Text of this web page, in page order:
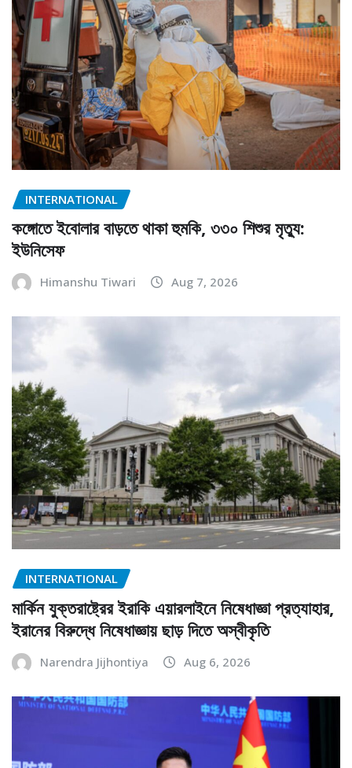
INTERNATIONAL
কঙ্গোতে ইবোলার বাড়তে থাকা হুমকি, ৩৩০ শিশুর মৃত্যু:
ইউনিসেফ
Himanshu Tiwari Aug 7, 2026
INTERNATIONAL
মার্কিন যুক্তরাষ্ট্রের ইরাকি এয়ারলাইনে নিষেধাজ্ঞা প্রত্যাহার,
ইরানের বিরুদ্ধে নিষেধাজ্ঞায় ছাড় দিতে অস্বীকৃতি
Narendra Jijhontiya Aug 6, 2026